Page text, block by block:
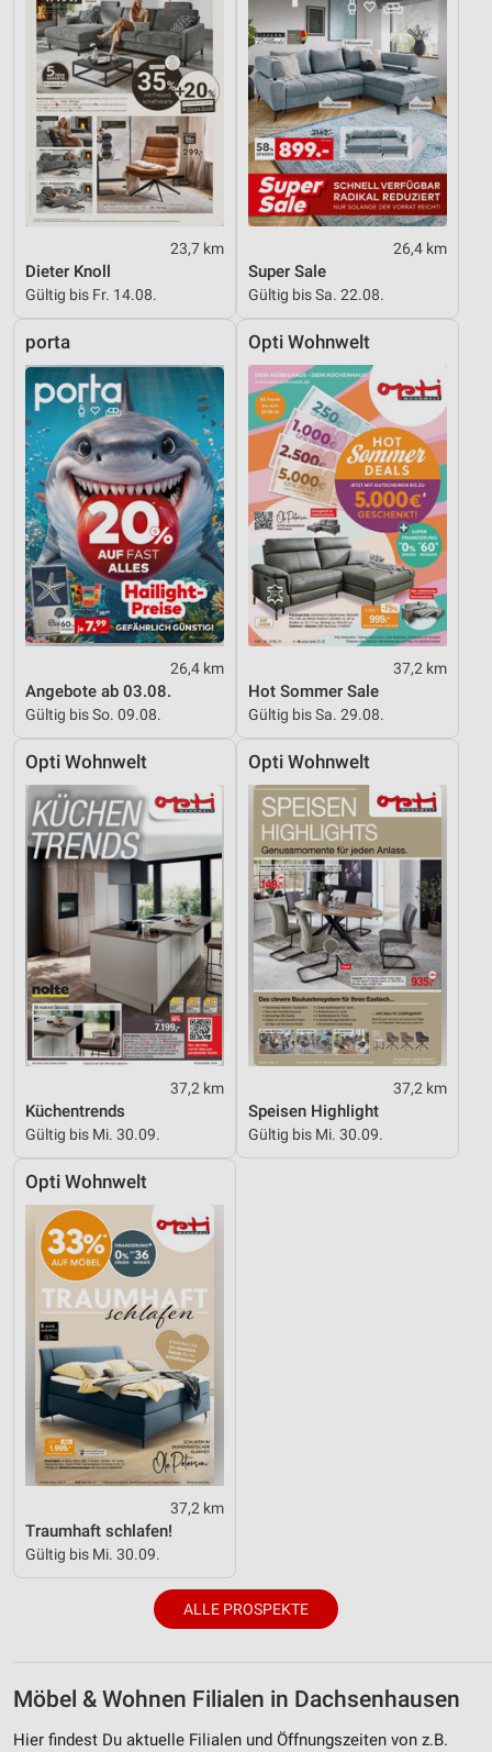
23,7 km
Dieter Knoll
Gültig bis Fr. 14.08.
26,4 km
Super Sale
Gültig bis Sa. 22.08.
porta
26,4 km
Angebote ab 03.08.
Gültig bis So. 09.08.
Opti Wohnwelt
37,2 km
Hot Sommer Sale
Gültig bis Sa. 29.08.
Opti Wohnwelt
37,2 km
Küchentrends
Gültig bis Mi. 30.09.
Opti Wohnwelt
37,2 km
Speisen Highlight
Gültig bis Mi. 30.09.
Opti Wohnwelt
37,2 km
Traumhaft schlafen!
Gültig bis Mi. 30.09.
ALLE PROSPEKTE
Möbel & Wohnen Filialen in Dachsenhausen
Hier findest Du aktuelle Filialen und Öffnungszeiten von z.B.